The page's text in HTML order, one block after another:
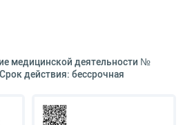
медицинской деятельности №
действия: бессрочная